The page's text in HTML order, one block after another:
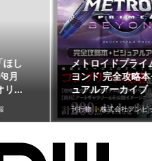
メトロイドプライム 4 ビ
ヨンド 完全攻略本+ビジ
ュアルアーカイブ
株式会社アンビット